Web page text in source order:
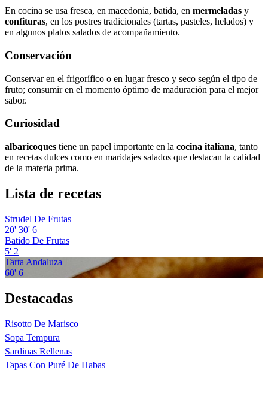
En cocina se usa fresca, en macedonia, batida, en mermeladas y
confituras, en los postres tradicionales (tartas, pasteles, helados) y
en algunos platos salados de acompañamiento.
Conservación
Conservar en el frigorífico o en lugar fresco y seco según el tipo de
fruto; consumir en el momento óptimo de maduración para el mejor
sabor.
Curiosidad
albaricoques tiene un papel importante en la cocina italiana, tanto
en recetas dulces como en maridajes salados que destacan la calidad
de la materia prima.
Lista de recetas
Strudel De Frutas
20' 30' 6
Batido De Frutas
5' 2
Tarta Andaluza
60' 6
Destacadas
Risotto De Marisco
Sopa Tempura
Sardinas Rellenas
Tapas Con Puré De Habas